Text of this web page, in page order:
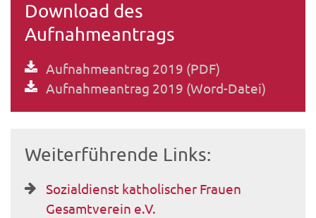
Download des
Aufnahmeantrags
Aufnahmeantrag 2019 (PDF)
Aufnahmeantrag 2019 (Word-Datei)
Weiterführende Links:
Sozialdienst katholischer Frauen
Gesamtverein e.V.